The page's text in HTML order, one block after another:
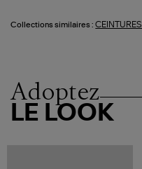
Collections similaires : CEINTURES
Adoptez
LE LOOK